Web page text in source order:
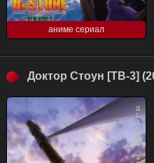
аниме сериал
Доктор Стоун [ТВ-3]